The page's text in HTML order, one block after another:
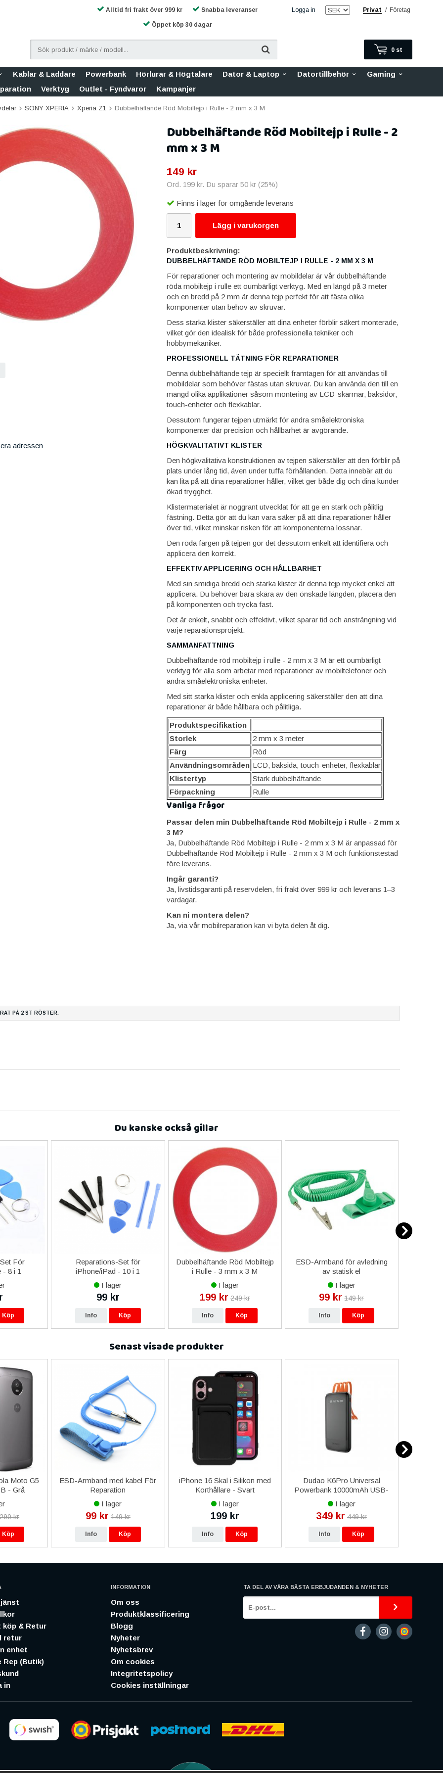
Logga in Privat / Företag
Alltid fri frakt över 999 kr Snabba leveranser
Öppet köp 30 dagar
0 st
Kablar & Laddare Powerbank Hörlurar & Högtalare Dator & Laptop Datortillbehör
Gaming
Verktyg Outlet - Fyndvaror Kampanjer
SONY XPERIA Xperia Z1 Dubbelhäftande Röd Mobiltejp i Rulle - 2 mm x 3 M
Dubbelhäftande Röd Mobiltejp i Rulle - 2
mm x 3 M
149 kr
Ord. 199 kr. Du sparar 50 kr(25%)
Finns i lager för omgående leverans
Lägg i varukorgen
Produktbeskrivning:
DUBBELHÄFTANDE RÖD MOBILTEJP I RULLE - 2 MM X 3 M
För reparationer och montering av mobildelar är vår dubbelhäftande
röda mobiltejp i rulle ett oumbärligt verktyg. Med en längd på 3 meter
och en bredd på 2 mm är denna tejp perfekt för att fästa olika
komponenter utan behov av skruvar.
Dess starka klister säkerställer att dina enheter förblir säkert monterade,
vilket gör den idealisk för både professionella tekniker och
hobbymekaniker.
PROFESSIONELL TÄTNING FÖR REPARATIONER
Denna dubbelhäftande tejp är speciellt framtagen för att användas till
mobildelar som behöver fästas utan skruvar. Du kan använda den till en
mängd olika applikationer såsom montering av LCD-skärmar, baksidor,
touch-enheter och flexkablar.
Dessutom fungerar tejpen utmärkt för andra småelektroniska
komponenter där precision och hållbarhet är avgörande.
HÖGKVALITATIVT KLISTER
Den högkvalitativa konstruktionen av tejpen säkerställer att den förblir på
plats under lång tid, även under tuffa förhållanden. Detta innebär att du
kan lita på att dina reparationer håller, vilket ger både dig och dina kunder
ökad trygghet.
Klistermaterialet är noggrant utvecklat för att ge en stark och pålitlig
fästning. Detta gör att du kan vara säker på att dina reparationer håller
över tid, vilket minskar risken för att komponenterna lossnar.
Den röda färgen på tejpen gör det dessutom enkelt att identifiera och
applicera den korrekt.
EFFEKTIV APPLICERING OCH HÅLLBARHET
Med sin smidiga bredd och starka klister är denna tejp mycket enkel att
applicera. Du behöver bara skära av den önskade längden, placera den
på komponenten och trycka fast.
Det är enkelt, snabbt och effektivt, vilket sparar tid och ansträngning vid
varje reparationsprojekt.
SAMMANFATTNING
Dubbelhäftande röd mobiltejp i rulle - 2 mm x 3 M är ett oumbärligt
verktyg för alla som arbetar med reparationer av mobiltelefoner och
andra småelektroniska enheter.
Med sitt starka klister och enkla applicering säkerställer den att dina
reparationer är både hållbara och pålitliga.
Produktspecifikation
Storlek
2 mm x 3 meter
Färg
Röd
Användningsområden LCD, baksida, touch-enheter, flexkablar
Klistertyp
Stark dubbelhäftande
Förpackning
Rulle
Vanliga frågor
Passar delen min Dubbelhäftande Röd Mobiltejp i Rulle - 2 mm x
3 M?
Ja, Dubbelhäftande Röd Mobiltejp i Rulle - 2 mm x 3 M är anpassad för
Dubbelhäftande Röd Mobiltejp i Rulle - 2 mm x 3 M och funktionstestad
före leverans.
Ingår garanti?
Ja, livstidsgaranti på reservdelen, fri frakt över 999 kr och leverans 1–3
vardagar.
Kan ni montera delen?
Ja, via vår mobilreparation kan vi byta delen åt dig.
adressen
PÅ 2 ST RÖSTER.
Du kanske också gillar
För
- 8 i 1
Köp
Reparations-Set för
iPhone/iPad - 10 i 1
I lager
99 kr
Info Köp
Dubbelhäftande Röd Mobiltejp
i Rulle - 3 mm x 3 M
I lager
199 kr 249 kr
Info Köp
ESD-Armband för avledning
av statisk el
I lager
99 kr 149 kr
Info Köp
Senast visade produkter
Moto G5
- Grå
kr
Köp
ESD-Armband med kabel För
Reparation
I lager
99 kr 149 kr
Info Köp
iPhone 16 Skal i Silikon med
Korthållare - Svart
I lager
199 kr
Info Köp
Dudao K6Pro Universal
Powerbank 10000mAh USB-
A/Type-C/Lightning - Svart
I lager
349 kr 449 kr
Info Köp
köp & Retur
retur
enhet
Rep (Butik)
in
INFORMATION
Om oss
Produktklassificering
Blogg
Nyheter
Nyhetsbrev
Om cookies
Integritetspolicy
Cookies inställningar
TA DEL AV VÅRA BÄSTA ERBJUDANDEN & NYHETER